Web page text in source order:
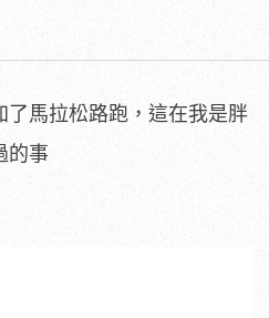
馬拉松路跑，這在我是胖
的事